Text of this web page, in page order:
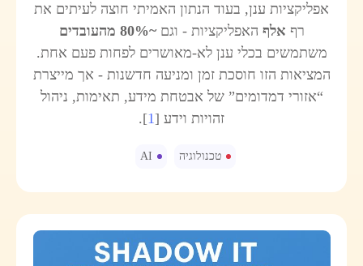
אפליקציות ענן, בעוד הנתון האמיתי חוצה לעיתים את
רף אלף האפליקציות - וגם~80% מהעובדים
משתמשים בכלי ענן לא‑מאושרים לפחות פעם אחת.
המציאות הזו חוסכת זמן ומניעה חדשנות - אך מייצרת
“אזורי דמדומים” של אבטחת מידע, תאימות, ניהול
זהויות וידע [1
].
טכנולוגיה AI